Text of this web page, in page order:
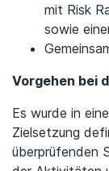
mit Risk
sowie
Vorgehen bei
Es wurde in
Zielsetzung
überprüfenden